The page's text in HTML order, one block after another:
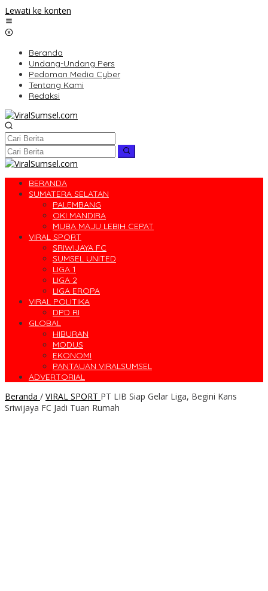
Lewati ke konten
Beranda
Undang-Undang Pers
Pedoman Media Cyber
Tentang Kami
Redaksi
BERANDA
SUMATERA SELATAN
PALEMBANG
OKI MANDIRA
MUBA MAJU LEBIH CEPAT
VIRAL SPORT
SRIWIJAYA FC
SUMSEL UNITED
LIGA 1
LIGA 2
LIGA EROPA
VIRAL POLITIKA
DPD RI
GLOBAL
HIBURAN
MODUS
EKONOMI
PANTAUAN VIRALSUMSEL
ADVERTORIAL
Beranda / VIRAL SPORT PT LIB Siap Gelar Liga, Begini Kans
Sriwijaya FC Jadi Tuan Rumah